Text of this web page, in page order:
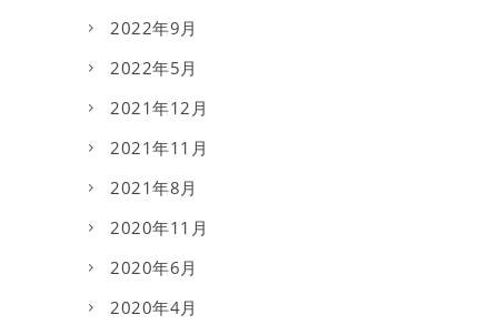
2022年9月
2022年5月
2021年12月
2021年11月
2021年8月
2020年11月
2020年6月
2020年4月